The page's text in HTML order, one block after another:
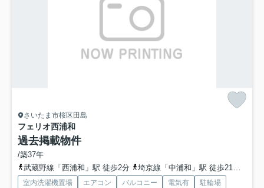
さいたま市桜区田島
フェリオ西浦和
過去掲載物件
/築37年
武蔵野線「西浦和」駅 徒歩2分
埼京線「中浦和」駅 徒歩21分
室内洗濯機置場 エアコン バルコニー 電気有
駐輪場